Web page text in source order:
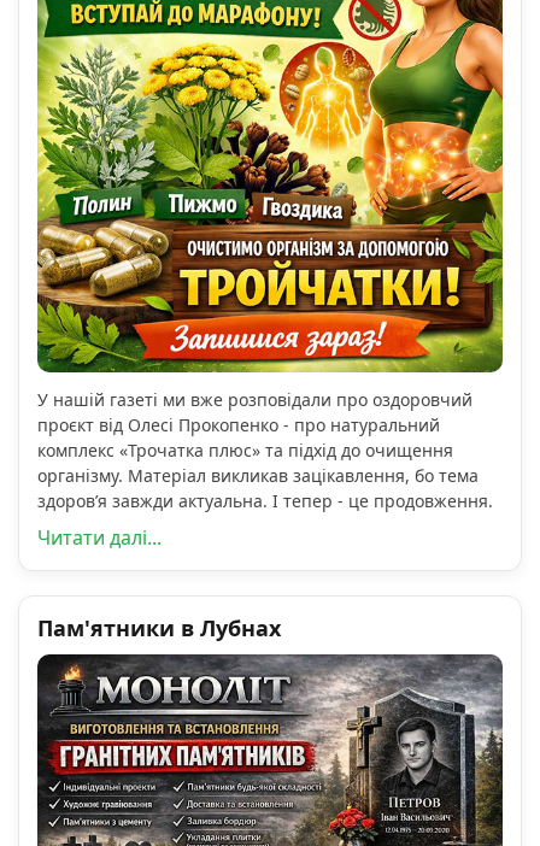
У нашій газеті ми вже розповідали про оздоровчий
проєкт від Олесі Прокопенко - про натуральний
комплекс «Трочатка плюс» та підхід до очищення
організму. Матеріал викликав зацікавлення, бо тема
здоров’я завжди актуальна. І тепер - це продовження.
Читати далі...
Пам'ятники в Лубнах